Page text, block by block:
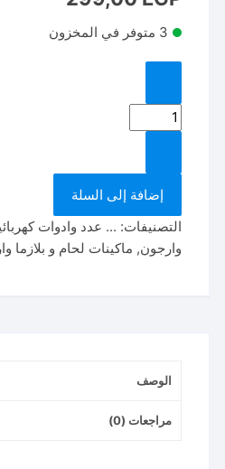
3 متوفر في المخزون
كمية
كاويه
120
وات ديجيتال
tet01610
soldering
إضافة إلى السلة
التصنيفات: ... عدد وادوات
وارجون, ماكينات لحام و بلازما
الوصف
مراجعات (0)